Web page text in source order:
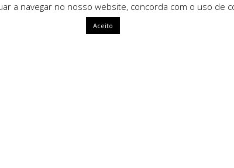
a navegar no nosso website, concorda com o uso de
Aceito